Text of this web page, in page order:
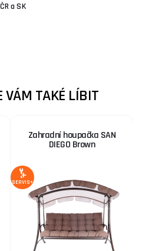
a SK
VÁM TAKÉ LÍBIT
Zahradní houpačka SAN
DIEGO Brown
SERVIS+